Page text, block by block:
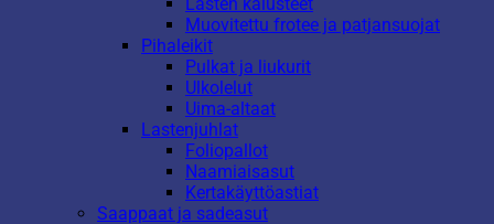
Muovitettu frotee ja patjansuojat
Pihaleikit
Pulkat ja liukurit
Ulkolelut
Uima-altaat
Lastenjuhlat
Foliopallot
Naamiaisasut
Kertakäyttöastiat
Saappaat ja sadeasut